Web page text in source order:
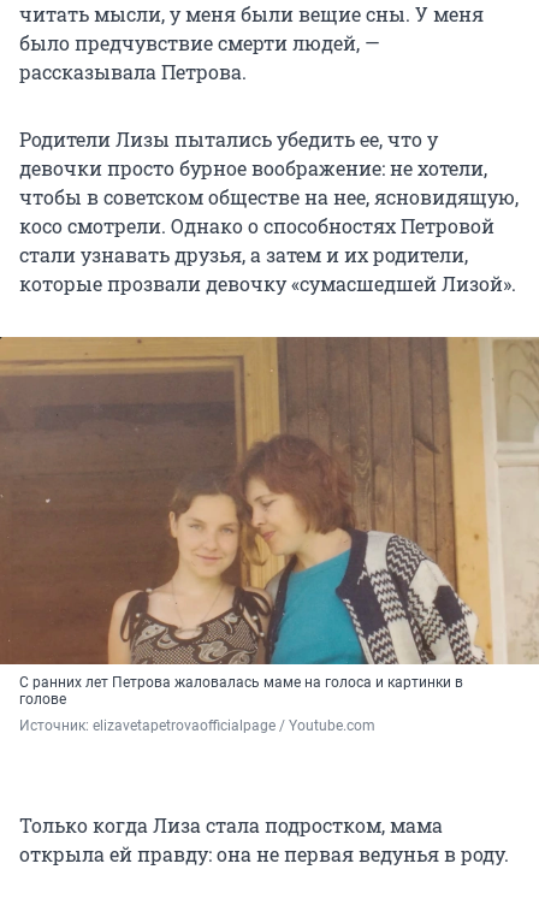
читать мысли, у меня были вещие сны. У меня
было предчувствие смерти людей, —
рассказывала Петрова.
Родители Лизы пытались убедить ее, что у
девочки просто бурное воображение: не хотели,
чтобы в советском обществе на нее, ясновидящую,
косо смотрели. Однако о способностях Петровой
стали узнавать друзья, а затем и их родители,
которые прозвали девочку «сумасшедшей Лизой».
С ранних лет Петрова жаловалась маме на голоса и картинки в
голове
Источник: elizavetapetrovaofficialpage / Youtube.com
Только когда Лиза стала подростком, мама
открыла ей правду: она не первая ведунья в роду.